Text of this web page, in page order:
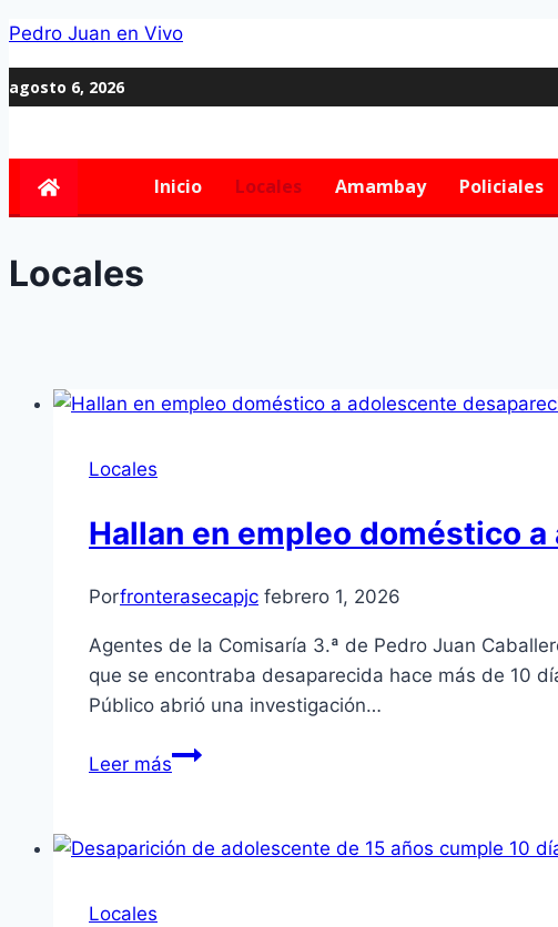
Pedro Juan en Vivo
agosto 6, 2026
Inicio Locales Amambay Policiales
Locales
Locales
Hallan en empleo doméstico
Porfronterasecapjc febrero 1, 2026
Agentes de la Comisaría 3.ª de Pedro Juan
que se encontraba desaparecida hace más de 10
Público abrió una investigación…
Leer más
Locales